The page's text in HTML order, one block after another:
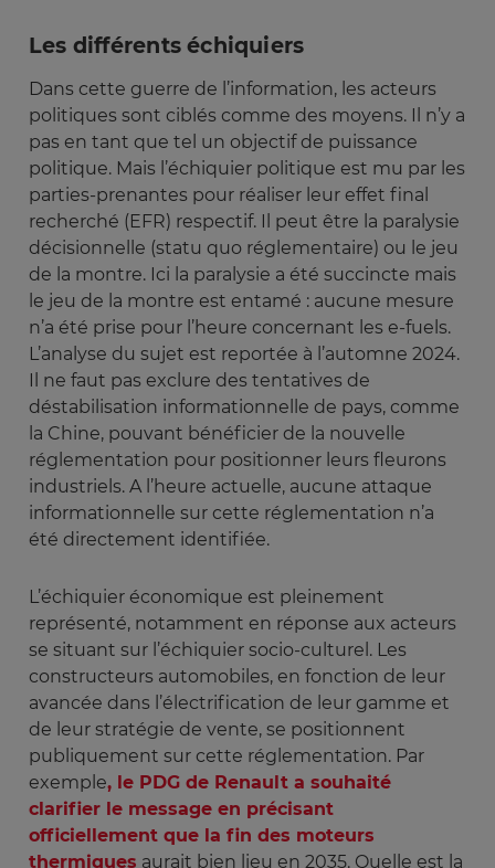
Les différents échiquiers
Dans cette guerre de l’information, les acteurs
politiques sont ciblés comme des moyens. Il n’y a
pas en tant que tel un objectif de puissance
politique. Mais l’échiquier politique est mu par les
parties-prenantes pour réaliser leur effet final
recherché (EFR) respectif. Il peut être la paralysie
décisionnelle (statu quo réglementaire) ou le jeu
de la montre. Ici la paralysie a été succincte mais
le jeu de la montre est entamé : aucune mesure
n’a été prise pour l’heure concernant les e-fuels.
L’analyse du sujet est reportée à l’automne 2024.
Il ne faut pas exclure des tentatives de
déstabilisation informationnelle de pays, comme
la Chine, pouvant bénéficier de la nouvelle
réglementation pour positionner leurs fleurons
industriels. A l’heure actuelle, aucune attaque
informationnelle sur cette réglementation n’a
été directement identifiée.
L’échiquier économique est pleinement
représenté, notamment en réponse aux acteurs
se situant sur l’échiquier socio-culturel. Les
constructeurs automobiles, en fonction de leur
avancée dans l’électrification de leur gamme et
de leur stratégie de vente, se positionnent
publiquement sur cette réglementation. Par
exemple, le PDG de Renault a souhaité
clarifier le message en précisant
officiellement que la fin des moteurs
thermiques aurait bien lieu en 2035. Quelle est la